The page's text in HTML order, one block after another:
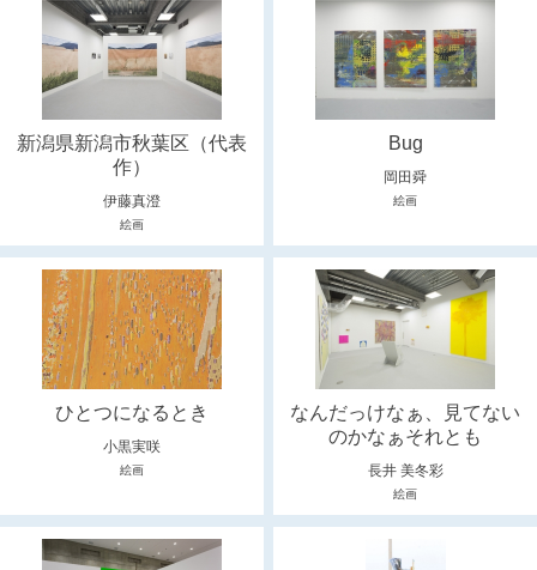
新潟県新潟市秋葉区（代表
作）
伊藤真澄
絵画
Bug
岡田舜
絵画
ひとつになるとき
小黒実咲
絵画
なんだっけなぁ、見てない
のかなぁそれとも
長井 美冬彩
絵画